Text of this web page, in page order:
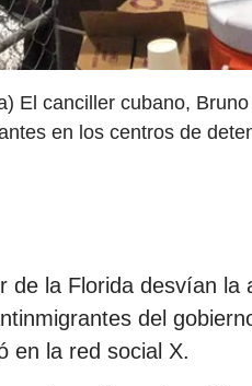
El canciller cubano,
en los centros de
de la Florida desvían la
del
en la red social X.